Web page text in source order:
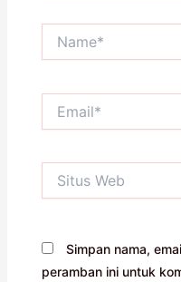
Web
Simpan nama,
peramban ini untuk